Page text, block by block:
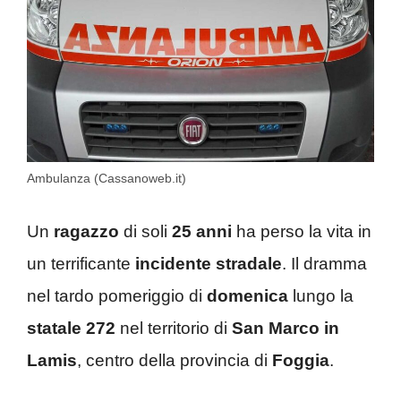
Ambulanza (Cassanoweb.it)
Un ragazzo di soli 25 anni ha perso la vita in
un terrificante incidente stradale. Il dramma
nel tardo pomeriggio di domenica lungo la
statale 272 nel territorio di San Marco in
Lamis, centro della provincia di Foggia.